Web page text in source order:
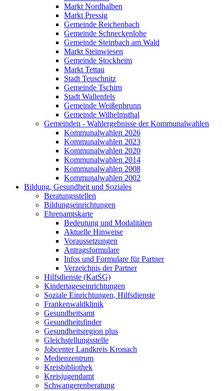
Markt Nordhalben
Markt Pressig
Gemeinde Reichenbach
Gemeinde Schneckenlohe
Gemeinde Steinbach am Wald
Markt Steinwiesen
Gemeinde Stockheim
Markt Tettau
Stadt Teuschnitz
Gemeinde Tschirn
Stadt Wallenfels
Gemeinde Weißenbrunn
Gemeinde Wilhelmsthal
Gemeinden - Wahlergebnisse der Kommunalwahlen
Kommunalwahlen 2026
Kommunalwahlen 2023
Kommunalwahlen 2020
Kommunalwahlen 2014
Kommunalwahlen 2008
Kommunalwahlen 2002
Bildung, Gesundheit und Soziales
Beratungsstellen
Bildungseinrichtungen
Ehrenamtskarte
Bedeutung und Modalitäten
Aktuelle Hinweise
Voraussetzungen
Antragsformulare
Infos und Formulare für Partner
Verzeichnis der Partner
Hilfsdienste (KatSG)
Kindertageseinrichtungen
Soziale Einrichtungen, Hilfsdienste
Frankenwaldklinik
Gesundheitsamt
Gesundheitsfinder
Gesundheitsregion plus
Gleichstellungsstelle
Jobcenter Landkreis Kronach
Medienzentrum
Kreisbibliothek
Kreisjugendamt
Schwangerenberatung